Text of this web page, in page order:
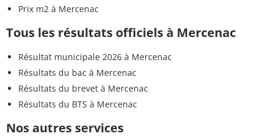
Prix m2 à Mercenac
Tous les résultats officiels à Mercenac
Résultat municipale 2026 à Mercenac
Résultats du bac à Mercenac
Résultats du brevet à Mercenac
Résultats du BTS à Mercenac
Nos autres services